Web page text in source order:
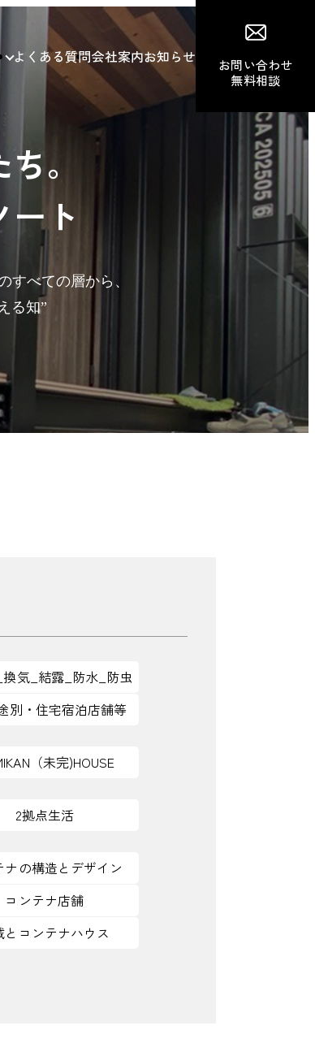
よくある質問会社案内お知らせ
お問い合わせ
無料相談
。
ト
べての層から、
る知”
換気_結露_防水_防虫
別・住宅宿泊店舗等
（未完)HOUSE
2拠点生活
ナの構造とデザイン
コンテナ店舗
とコンテナハウス